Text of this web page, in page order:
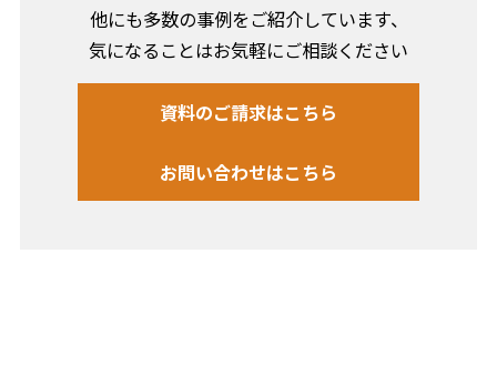
他にも多数の事例をご紹介しています、
気になることはお気軽にご相談ください
資料のご請求はこちら
お問い合わせはこちら